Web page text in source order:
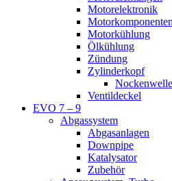
Motorelektronik
Motorkomponenten
Motorkühlung
Ölkühlung
Zündung
Zylinderkopf
Ventildeckel
EVO 7 – 9
Abgassystem
Abgasanlagen
Downpipe
Katalysator
Zubehör